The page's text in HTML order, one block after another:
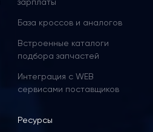
База кроссов и аналогов
Встроенные каталоги
подбора запчастей
Интеграция с WEB
сервисами поставщиков
Ресурсы